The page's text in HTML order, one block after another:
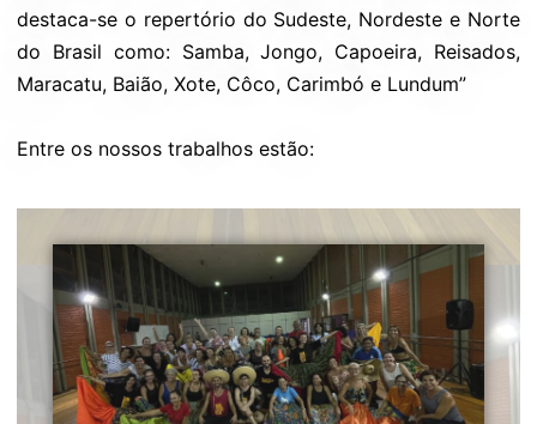
destaca-se o repertório do Sudeste, Nordeste e Norte
do Brasil como: Samba, Jongo, Capoeira, Reisados,
Maracatu, Baião, Xote, Côco, Carimbó e Lundum”
Entre os nossos trabalhos estão: